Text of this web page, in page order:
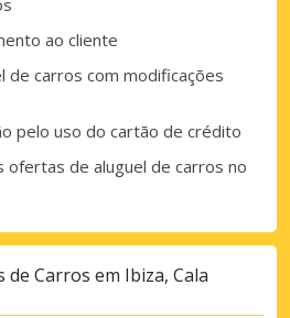
ao cliente
de carros com modificações
pelo uso do cartão de crédito
ofertas de aluguel de carros no
Carros em Ibiza, Cala